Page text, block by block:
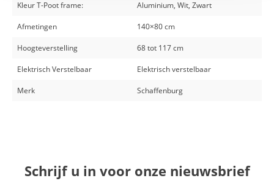
Kleur T-Poot frame: Aluminium, Wit, Zwart
Afmetingen 140×80 cm
Hoogteverstelling 68 tot 117 cm
Elektrisch Verstelbaar Elektrisch verstelbaar
Merk Schaffenburg
Schrijf u in voor onze nieuwsbrief